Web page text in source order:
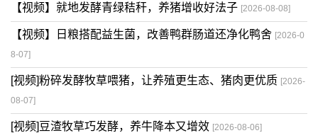
【视频】就地发酵青绿秸秆，养猪增收好法子 [2026-08-08]
【视频】日粮搭配益生菌，改善鸭群肠道还净化鸭舍 [2026-0
8-07]
[视频]粉碎发酵牧草喂猪，让养殖更生态、猪肉更优质 [2026-
08-07]
[视频]豆渣牧草巧发酵，养牛降本又增效 [2026-08-06]